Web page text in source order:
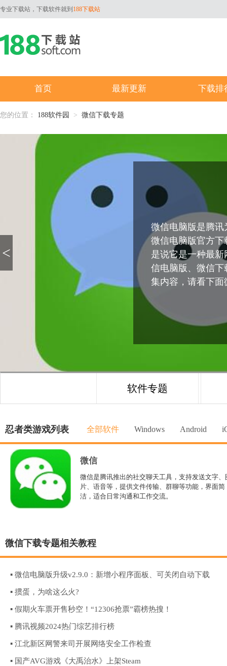
专业下载站，下载软件就到 188下载站
首页 最新更新 下载排
您的位置： 188软件园 > 微信下载专题
微信电脑版是腾讯
微信电脑版官方
是说它是一种最
信电脑版、微信
集内容，请看下
软件专题
忍者类游戏列表 全部软件 Windows Android
微信
微信是腾讯推出的社交聊天工具，支持发送文字、
片、语音等，提供文件传输、群聊等功能，界面简
洁，适合日常沟通和工作交流。
微信下载专题相关教程
▪ 微信电脑版升级v2.9.0：新增小程序面板、可关闭自动下载
▪ 掼蛋，为啥这么火?
▪ 假期火车票开售秒空！“12306抢票”霸榜热搜！
▪ 腾讯视频2024热门综艺排行榜
▪ 江北新区网警来司开展网络安全工作检查
▪ 国产AVG游戏《大禹治水》上架Steam